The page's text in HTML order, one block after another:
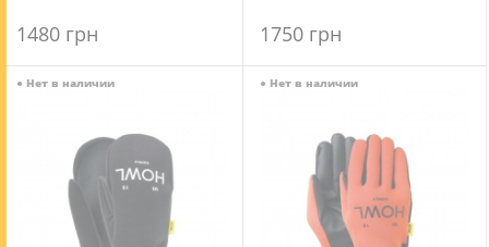
1480 грн 1750 грн
● Нет в наличии ● Нет в наличии